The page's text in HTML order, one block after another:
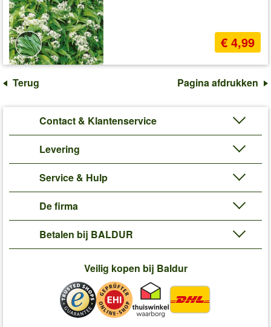
€ 4,99
Terug Pagina afdrukken
Contact & Klantenservice
Levering
Service & Hulp
De firma
Betalen bij BALDUR
Veilig kopen bij Baldur